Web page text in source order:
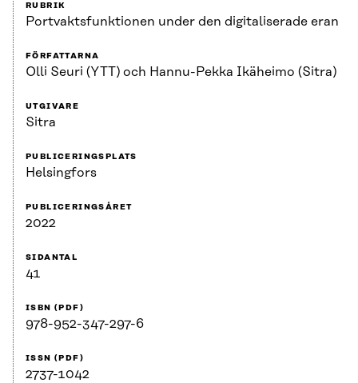
RUBRIK
Portvaktsfunktionen under den digitaliserade eran
FÖRFATTARNA
Olli Seuri (YTT) och Hannu-Pekka Ikäheimo (Sitra)
UTGIVARE
Sitra
PUBLICERINGSPLATS
Helsingfors
PUBLICERINGSÅRET
2022
SIDANTAL
41
ISBN (PDF)
978-952-347-297-6
ISSN (PDF)
2737-1042